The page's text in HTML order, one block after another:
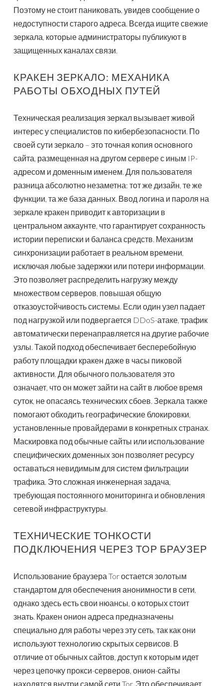
Поэтому не стоит паниковать, увидев сообщение о
недоступности старого адреса. Всегда ищите свежие
зеркала, которые администраторы публикуют в
защищенных каналах связи.
КРАКЕН ЗЕРКАЛО: МЕХАНИКА
РАБОТЫ ОБХОДНЫХ ПУТЕЙ
Техническая реализация зеркал вызывает живой
интерес у специалистов по кибербезопасности. По
своей сути зеркало – это точная копия основного
сайта, размещенная на другом сервере с иным IP-
адресом и доменным именем. Для пользователя
разница абсолютно незаметна: тот же дизайн, те же
функции, та же база данных. Ввод логина и пароля на
зеркале кракен приводит к авторизации в
центральном аккаунте, что гарантирует сохранность
истории переписки и баланса средств. Механизм
синхронизации работает в реальном времени,
исключая любые задержки или потери информации.
Это позволяет распределить нагрузку между
множеством серверов, повышая общую
отказоустойчивость системы. Если один узел падает
под нагрузкой или подвергается DDoS-атаке, трафик
автоматически перенаправляется на другие рабочие
узлы. Такой подход обеспечивает бесперебойную
работу площадки кракен даже в часы пиковой
активности. Для обычного пользователя это
означает, что он может зайти на сайт в любое время
суток, не опасаясь технических сбоев. Зеркала также
помогают обходить географические блокировки,
установленные провайдерами в конкретных странах.
Маскировка под обычные сайты или использование
специфических доменных зон позволяет ресурсу
оставаться невидимым для систем фильтрации
трафика. Это сложная инженерная задача,
требующая постоянного мониторинга и обновления
сетевой инфраструктуры.
ТЕХНИЧЕСКИЕ ТОНКОСТИ
ПОДКЛЮЧЕНИЯ ЧЕРЕЗ ТОР БРАУЗЕР
Использование браузера Tor остается золотым
стандартом для обеспечения анонимности в сети,
однако здесь есть свои нюансы, о которых стоит
знать. Кракен онион адреса предназначены
специально для работы через эту сеть, так как они
используют технологию скрытых сервисов. В
отличие от обычных сайтов, доступ к которым идет
через цепочку прокси-серверов, онион-сайты
находятся внутри самой сети Tor. Это обеспечивает